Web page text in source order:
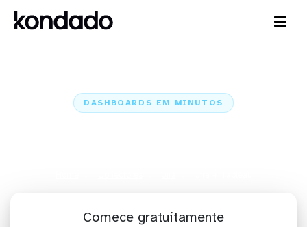
DASHBOARDS EM MINUTOS
Comece gratuitamente